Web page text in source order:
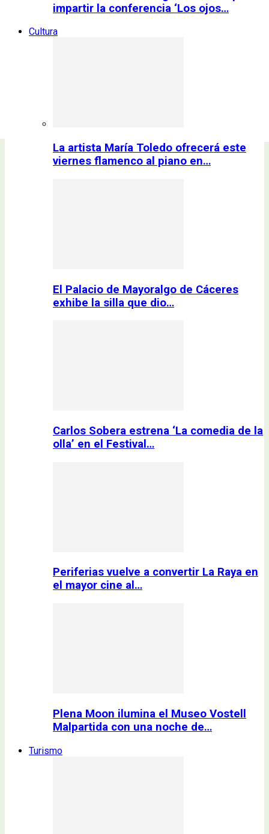
impartir la conferencia ‘Los ojos…
Cultura
La artista María Toledo ofrecerá este
viernes flamenco al piano en…
El Palacio de Mayoralgo de Cáceres
exhibe la silla que dio…
Carlos Sobera estrena ‘La comedia de la
olla’ en el Festival…
Periferias vuelve a convertir La Raya en
el mayor cine al…
Plena Moon ilumina el Museo Vostell
Malpartida con una noche de…
Turismo